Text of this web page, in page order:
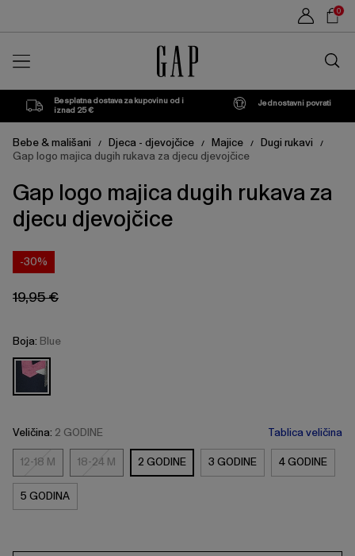
0
trgovini
Besplatna dostava za kupovinu od i
iznad 25 €
Jednostavni povrati
Bebe & mališani / Djeca - djevojčice / Majice / Dugi rukavi /
Gap logo majica dugih rukava za djecu djevojčice
Gap logo majica dugih rukava za
djecu djevojčice
-30%
19,95 €
Boja: Blue
može
ažurirati
na
odabira
Veličina: 2 GODINE Tablica veličina
može
ažurirati
na
odabira
12-18 M
12-
18
18-24 M
18- 2 GODINE 3 GODINE 4 GODINE
4
5 GODINA